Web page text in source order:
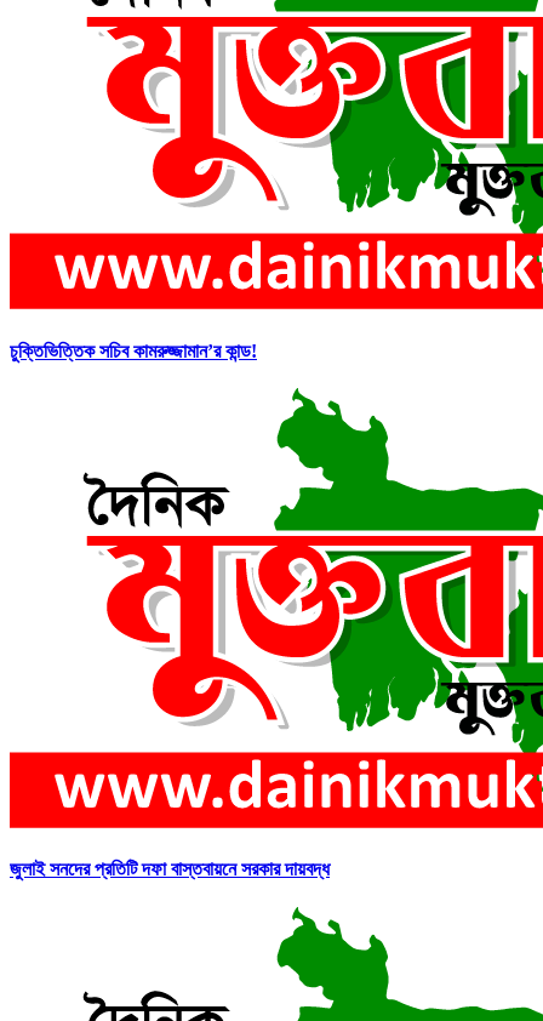
চুক্তিভিত্তিক সচিব কামরুজ্জামান’র কান্ড!
জুলাই সনদের প্রতিটি দফা বাস্তবায়নে সরকার দায়বদ্ধ